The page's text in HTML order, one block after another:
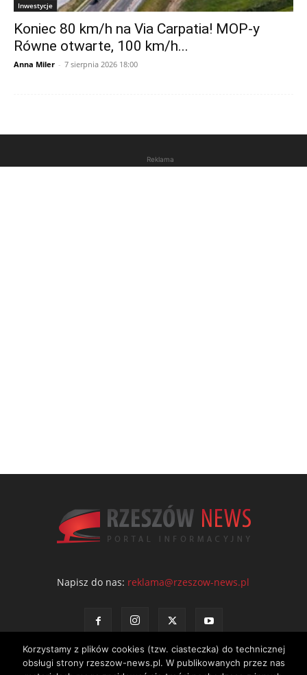
Inwestycje
Koniec 80 km/h na Via Carpatia! MOP-y
Równe otwarte, 100 km/h...
Anna Miler - 7 sierpnia 2026 18:00
Reklama
Napisz do nas: reklama@rzeszow-news.pl
Korzystamy z plików cookies (tzw. ciasteczka) do technicznej
obsługi strony rzeszow-news.pl. W publikowanych przez nas